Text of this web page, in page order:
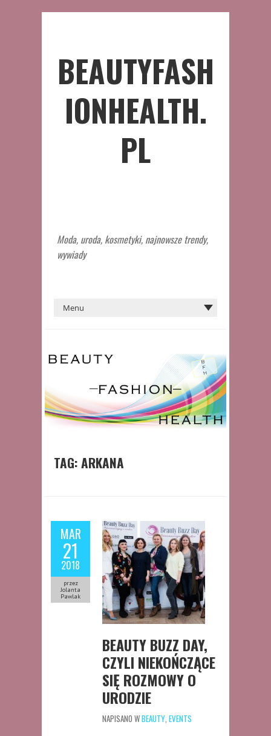
BEAUTYFASH
IONHEALTH.
PL
Moda, uroda, kosmetyki, najnowsze trendy,
wywiady
TAG:ARKANA
MAR
21
2018
przez
Jolanta
Pawlak
BEAUTY BUZZ DAY,
CZYLI NIEKOŃCZĄCE
SIĘ ROZMOWY O
URODZIE
NAPISANO WBEAUTY EVENTS